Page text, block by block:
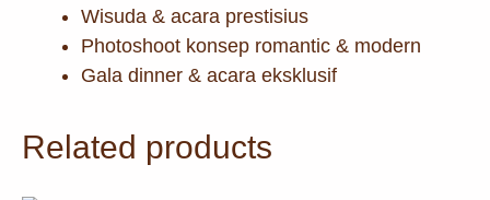
Wisuda & acara prestisius
Photoshoot konsep romantic & modern
Gala dinner & acara eksklusif
Related products